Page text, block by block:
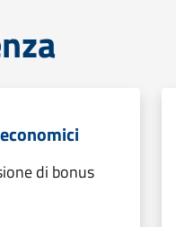
di bonus